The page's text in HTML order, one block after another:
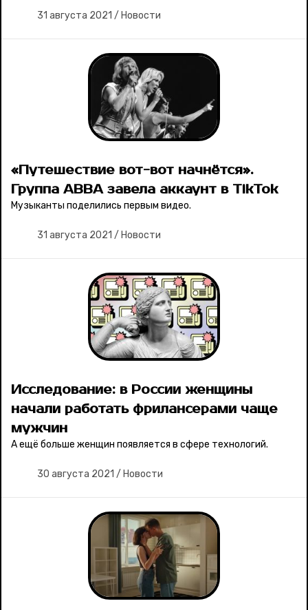
31 августа 2021 / Новости
«Путешествие вот-вот начнётся».
Группа ABBA завела аккаунт в TikTok
Музыканты поделились первым видео.
31 августа 2021 / Новости
Исследование: в России женщины
начали работать фрилансерами чаще
мужчин
А ещё больше женщин появляется в сфере технологий.
30 августа 2021 / Новости